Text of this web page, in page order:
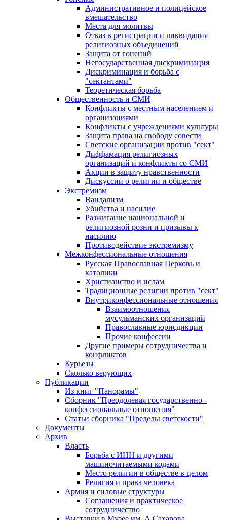
Административное и полицейское
вмешательство
Места для молитвы
Отказ в регистрации и ликвидация
религиозных объединений
Защита от гонений
Негосударственная дискриминация
Дискриминация и борьба с
"сектантами"
Теоретическая борьба
Общественность и СМИ
Конфликты с местным населением и
организациями
Конфликты с учреждениями культуры
Защита права на свободу совести
Светские организации против "сект"
Диффамация религиозных
организаций и конфликты со СМИ
Акции в защиту нравственности
Дискуссии о религии и обществе
Экстремизм
Вандализм
Убийства и насилие
Разжигание национальной и
религиозной розни и призывы к
насилию
Противодействие экстремизму
Межконфессиональные отношения
Русская Православная Церковь и
католики
Христианство и ислам
Традиционные религии против "сект"
Внутриконфессиональные отношения
Взаимоотношения
мусульманских организаций
Православные юрисдикции
Прочие конфессии
Другие примеры сотрудничества и
конфликтов
Курьезы
Сколько верующих
Публикации
Из книг "Панорамы"
Сборник "Преодолевая государственно -
конфессиональные отношения"
Статьи сборника "Пределы светскости"
Документы
Архив
Власть
Борьба с ИНН и другими
машиночитаемыми кодами
Место религии в обществе в целом
Религия и права человека
Армия и силовые структуры
Соглашения и практическое
сотрудничество